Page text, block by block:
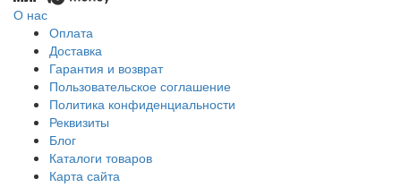
О нас
Оплата
Доставка
Гарантия и возврат
Пользовательское соглашение
Политика конфиденциальности
Реквизиты
Блог
Каталоги товаров
Карта сайта